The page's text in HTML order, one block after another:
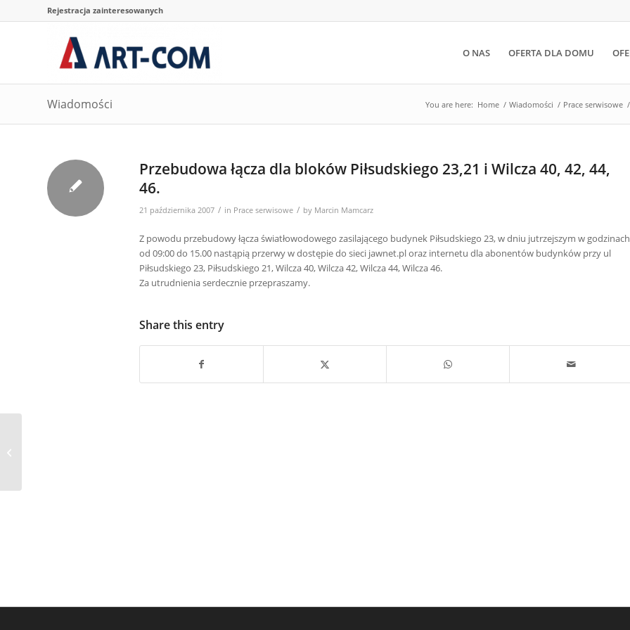
Rejestracja zainteresowanych
O NAS OFERTA DLA DOMU
Wiadomości You are here: Home / Wiadomości / Prace serwisowe /
Przebudowa łącza dla bloków Piłsudskiego 23,21 i Wilcza 40, 42, 44,
46.
21 października 2007 / in Prace serwisowe / by Marcin Mamcarz
Z powodu przebudowy łącza światłowodowego zasilającego budynek Piłsudskiego 23, w dniu jutrzejszym w godzinach
od 09:00 do 15.00 nastąpią przerwy w dostępie do sieci jawnet.pl oraz internetu dla abonentów budynków przy ul
Piłsudskiego 23, Piłsudskiego 21, Wilcza 40, Wilcza 42, Wilcza 44, Wilcza 46.
Za utrudnienia serdecznie przepraszamy.
Share this entry